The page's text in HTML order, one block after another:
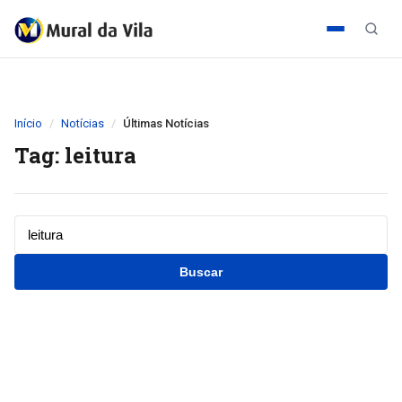
Início Notícias Últimas Notícias
Tag: leitura
Buscar